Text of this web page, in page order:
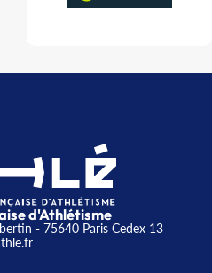
d'Athlétisme
- 75640 Paris Cedex 13